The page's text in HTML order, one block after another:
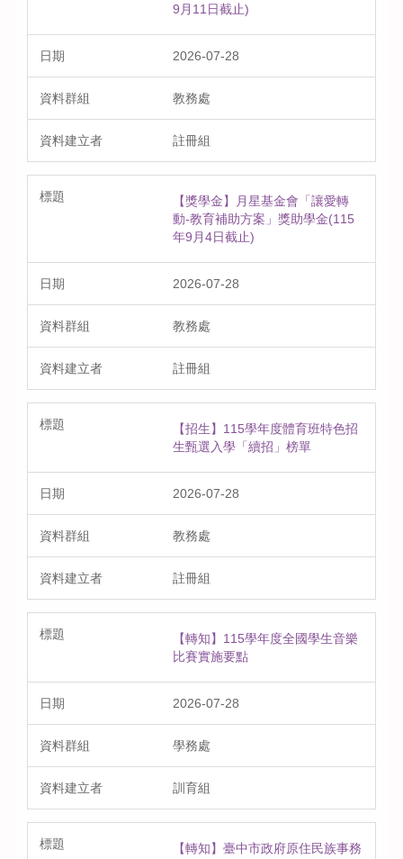
9月11日截止)
2026-07-28
教務處
註冊組
【獎學金】月星基金會「讓愛轉
動-教育補助方案」獎助學金(115
年9月4日截止)
2026-07-28
教務處
註冊組
【招生】115學年度體育班特色招
生甄選入學「續招」榜單
2026-07-28
教務處
註冊組
【轉知】115學年度全國學生音樂
比賽實施要點
2026-07-28
學務處
訓育組
【轉知】臺中市政府原住民族事務